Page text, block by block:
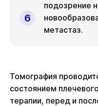
подозрение
метастаз.
Томография
состоянием
терапии, перед и